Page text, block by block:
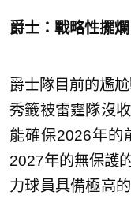
爵士：戰略性擺
爵士隊目前的尷
秀籤被雷霆隊沒
能確保2026年的
2027年的無保護
力球員具備極高